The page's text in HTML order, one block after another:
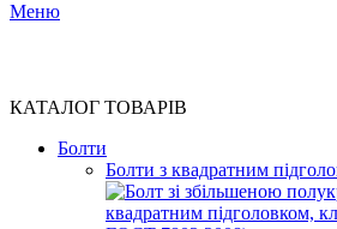
Меню
КАТАЛОГ ТОВАРІВ
Болти
Болти з квадратним